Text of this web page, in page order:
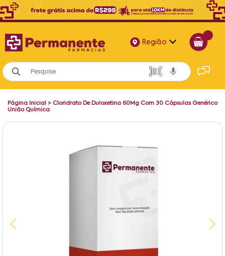
Região
Alagoas
Bahia
Página Inicial > Cloridrato De Duloxetina 60Mg Com 30 Cápsulas Genérico
União Química